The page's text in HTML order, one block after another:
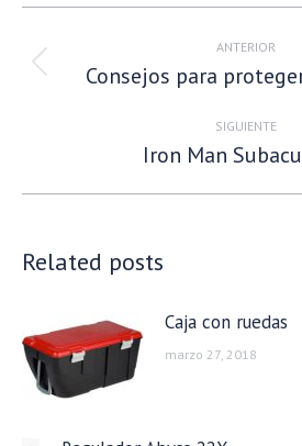
Navegación
entre
publicaciones
ANTERIOR
Consejos para
SIGUIENTE
Iron Man
Related posts
Caja con ruedas
marzo 27, 2018